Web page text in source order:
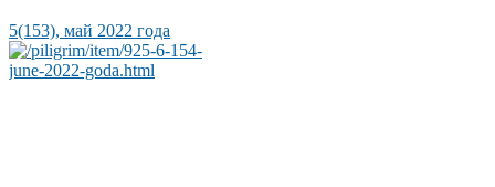
5(153), май 2022 года